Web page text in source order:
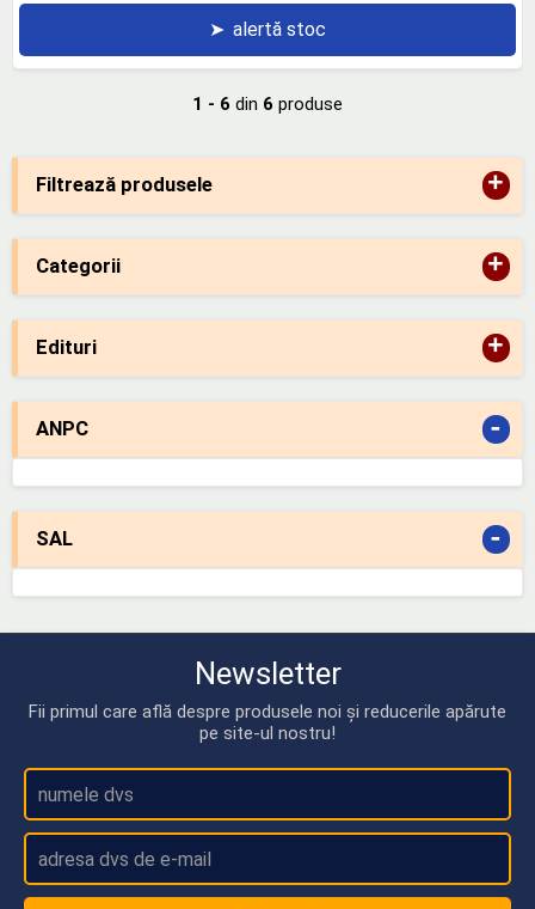
Filtrează produsele +
Categorii +
Edituri +
ANPC -
SAL -
➤ alertă stoc
1 - 6 din 6 produse
Newsletter
Fii primul care află despre produsele noi și reducerile apărute
pe site-ul nostru!